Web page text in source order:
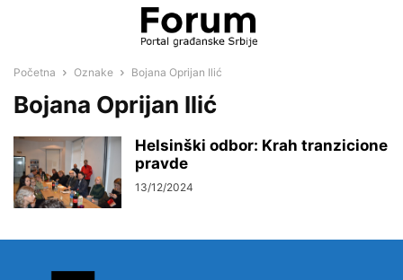
Početna Oznake Bojana Oprijan Ilić
Bojana Oprijan Ilić
Helsinški odbor: Krah tranzicione
pravde
13/12/2024